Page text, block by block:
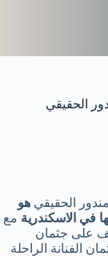
الحقيقي
الحقيقي هو
في الاسكندرية مع
على جثمان
الفنانة الراحلة